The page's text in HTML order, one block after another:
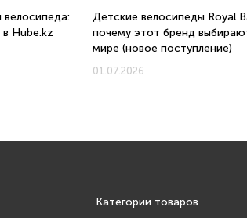
велосипеда:
Hube.kz
Детские велосипеды Royal
почему этот бренд
мире (новое поступление)
01.07.2026
Категории товаров